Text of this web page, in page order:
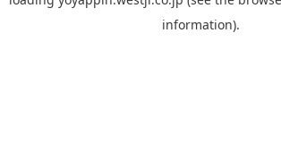
information).